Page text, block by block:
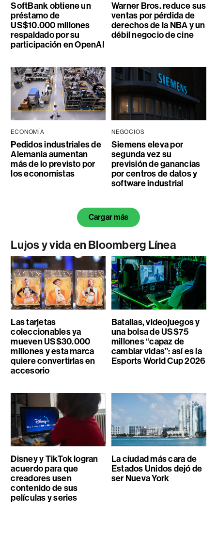
SoftBank obtiene un
préstamo de
US$10.000 millones
respaldado por su
participación en OpenAI
Warner Bros. reduce sus
ventas por pérdida de
derechos de la NBA y un
débil negocio de cine
ECONOMÍA
Pedidos industriales de
Alemania aumentan
más de lo previsto por
los economistas
NEGOCIOS
Siemens eleva por
segunda vez su
previsión de ganancias
por centros de datos y
software industrial
Cargar más
Lujos y vida en Bloomberg Línea
Las tarjetas
coleccionables ya
mueven US$30.000
millones y esta marca
quiere convertirlas en
accesorio
Batallas, videojuegos y
una bolsa de US$75
millones “capaz de
cambiar vidas”: así es la
Esports World Cup 2026
Disney y TikTok logran
acuerdo para que
creadores usen
contenido de sus
películas y series
La ciudad más cara de
Estados Unidos dejó de
ser Nueva York